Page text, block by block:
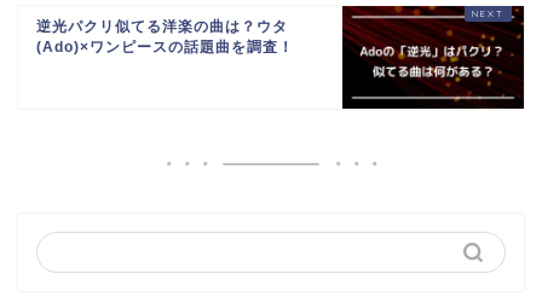
逆光パクリ似てる洋楽の曲は？ウタ
(Ado)×ワンピースの話題曲を調査！